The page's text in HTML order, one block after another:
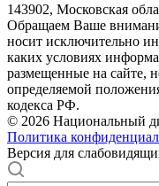
143902, Московская
Обращаем Ваше
носит исключительно
каких условиях
размещенные на сайте,
определяемой
кодекса РФ.
© 2026 Национальный
Политика
Версия для